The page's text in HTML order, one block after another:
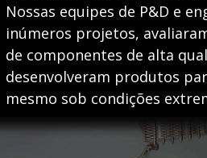
Nossas equipes de P&D e
inúmeros projetos,
de componentes de alta
desenvolveram produtos
mesmo sob condições